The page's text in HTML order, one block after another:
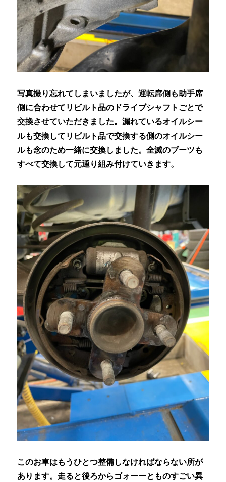
写真撮り忘れてしまいましたが、運転席側も助手席
側に合わせてリビルト品のドライブシャフトごとで
交換させていただきました。漏れているオイルシー
ルも交換してリビルト品で交換する側のオイルシー
ルも念のため一緒に交換しました。全滅のブーツも
すべて交換して元通り組み付けていきます。
このお車はもうひとつ整備しなければならない所が
あります。走ると後ろからゴォーーとものすごい異